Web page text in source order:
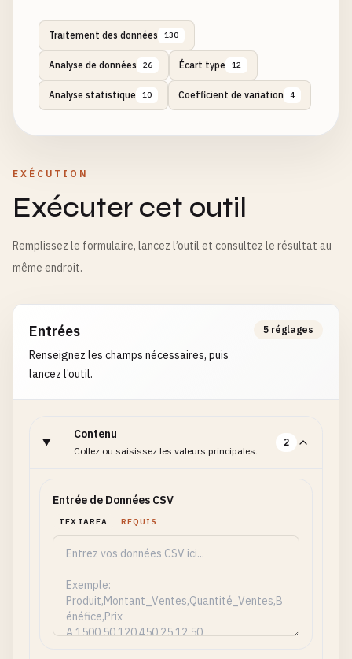
Traitement des données 130
Analyse de données 26 Écart type 12
Analyse statistique 10 Coefficient de variation 4
EXÉCUTION
Exécuter cet outil
Remplissez le formulaire, lancez l’outil et consultez le résultat au
même endroit.
Entrées
Renseignez les champs nécessaires, puis
lancez l’outil.
5 réglages
Contenu
Collez ou saisissez les valeurs principales.
2
Entrée de Données CSV
TEXTAREA REQUIS